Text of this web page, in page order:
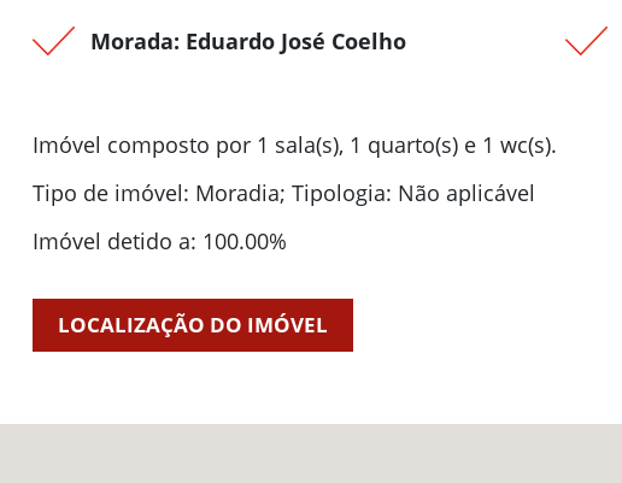
Morada: Eduardo José Coelho
Imóvel composto por 1 sala(s), 1 quarto(s) e 1 wc(s).
Tipo de imóvel: Moradia; Tipologia: Não aplicável
Imóvel detido a: 100.00%
LOCALIZAÇÃO DO IMÓVEL